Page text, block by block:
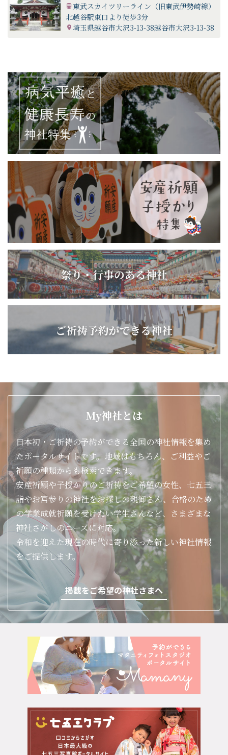
東武スカイツリーライン（旧東武伊勢崎線）
北越谷駅東口より徒歩3分
埼玉県越谷市大沢3-13-38越谷市大沢3-13-38
My神社とは
日本初・ご祈祷の予約ができる全国の神社情報を集め
たポータルサイトです。地域はもちろん、ご利益やご
祈願の種類からも検索できます。
安産祈願や子授かりのご祈祷をご希望の女性、七五三
詣やお宮参りの神社をお探しの親御さん、合格のため
の学業成就祈願を受けたい学生さんなど、さまざまな
神社さがしのニーズに対応。
令和を迎えた現在の時代に寄り添った新しい神社情報
をご提供します。
掲載をご希望の神社さまへ